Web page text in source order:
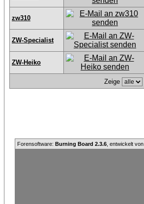
zw310
ZW-Specialist
ZW-Heiko
Zeige
Forensoftware: Burning Board 2.3.6 , entwickelt von